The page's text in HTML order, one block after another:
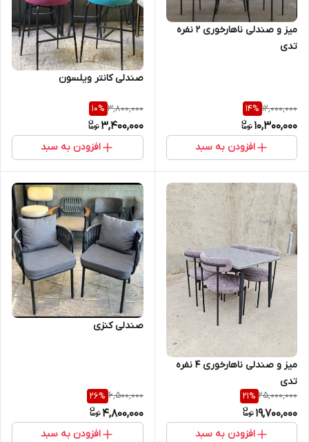
میز و صندلی ناهارخوری 2 نفره
تدی
12,000,000
14%
10,300,000
افزودن به سبد
صندلی کانتر ویلسون
3,800,000
10%
3,400,000
افزودن به سبد
میز و صندلی ناهارخوری 4 نفره
تدی
25,000,000
21%
19,700,000
افزودن به سبد
صندلی کنزی
6,500,000
26%
4,800,000
افزودن به سبد